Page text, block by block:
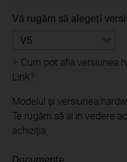
Vă rugăm să alegeți
V5
> Cum pot afla versiunea
Link?
Modelul și versiunea
Te rugăm să ai in vedere
achiziția.
Documente